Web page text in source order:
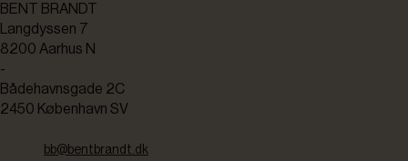
BENT BRANDT
Langdyssen 7
8200 Aarhus N
-
Bådehavnsgade 2C
2450 København SV
bb@bentbrandt.dk